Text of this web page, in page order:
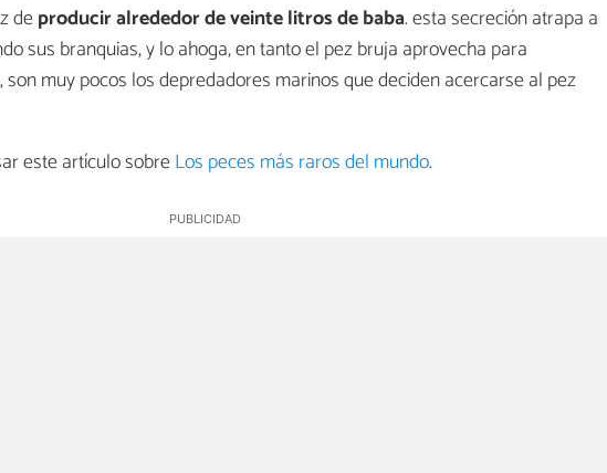
deproducir alrededor de veinte litros de baba. esta secreción atrapa a
sus branquias, y lo ahoga, en tanto el pez bruja aprovecha para
muy pocos los depredadores marinos que deciden acercarse al pez
este artículo sobreLos peces más raros del mundo.